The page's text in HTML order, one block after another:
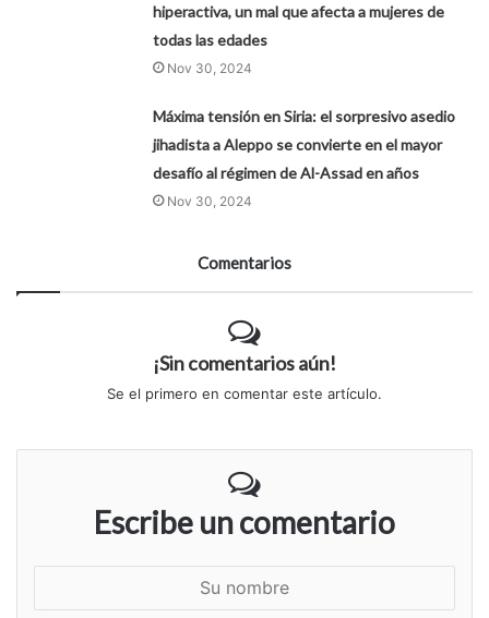
hiperactiva, un mal que afecta a mujeres de
todas las edades
Nov 30, 2024
Máxima tensión en Siria: el sorpresivo asedio
jihadista a Aleppo se convierte en el mayor
desafío al régimen de Al-Assad en años
Nov 30, 2024
Comentarios
¡Sin comentarios aún!
Se el primero en comentar este artículo.
Escribe un comentario